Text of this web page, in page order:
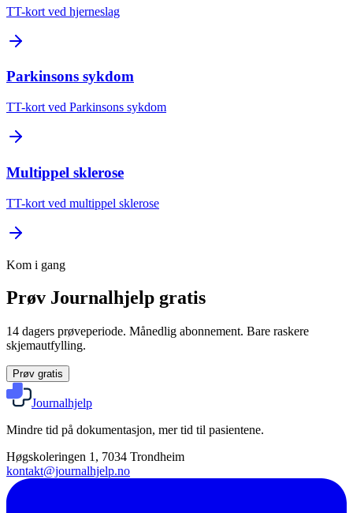
TT-kort ved hjerneslag
Parkinsons sykdom
TT-kort ved Parkinsons sykdom
Multippel sklerose
TT-kort ved multippel sklerose
Kom i gang
Prøv Journalhjelp gratis
14 dagers prøveperiode. Månedlig abonnement. Bare raskere
skjemautfylling.
Prøv gratis
Journalhjelp
Mindre tid på dokumentasjon, mer tid til pasientene.
Høgskoleringen 1, 7034 Trondheim
kontakt@journalhjelp.no